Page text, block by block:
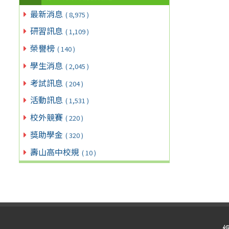
最新消息 ( 8,975 )
研習訊息 ( 1,109 )
榮譽榜 ( 140 )
學生消息 ( 2,045 )
考試訊息 ( 204 )
活動訊息 ( 1,531 )
校外競賽 ( 220 )
獎助學金 ( 320 )
壽山高中校規 ( 10 )